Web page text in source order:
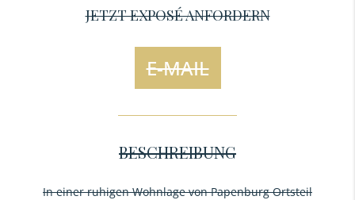
JETZT EXPOSÉ ANFORDERN
E-MAIL
BESCHREIBUNG
In einer ruhigen Wohnlage von Papenburg Ortsteil